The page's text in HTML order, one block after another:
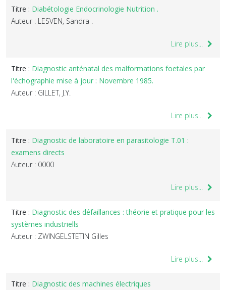
Titre : Diabétologie Endocrinologie Nutrition .
Auteur : LESVEN, Sandra .
Lire plus...
Titre : Diagnostic anténatal des malformations foetales par
l'échographie mise à jour : Novembre 1985.
Auteur : GILLET, J.Y.
Lire plus...
Titre : Diagnostic de laboratoire en parasitologie T.01 :
examens directs
Auteur : 0000
Lire plus...
Titre : Diagnostic des défaillances : théorie et pratique pour les
systèmes industriells
Auteur : ZWINGELSTETIN Gilles
Lire plus...
Titre : Diagnostic des machines électriques